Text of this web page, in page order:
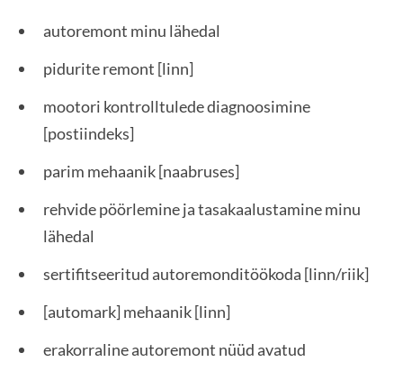
autoremont minu lähedal
pidurite remont [linn]
mootori kontrolltulede diagnoosimine
[postiindeks]
parim mehaanik [naabruses]
rehvide pöörlemine ja tasakaalustamine minu
lähedal
sertifitseeritud autoremonditöökoda [linn/riik]
[automark] mehaanik [linn]
erakorraline autoremont nüüd avatud